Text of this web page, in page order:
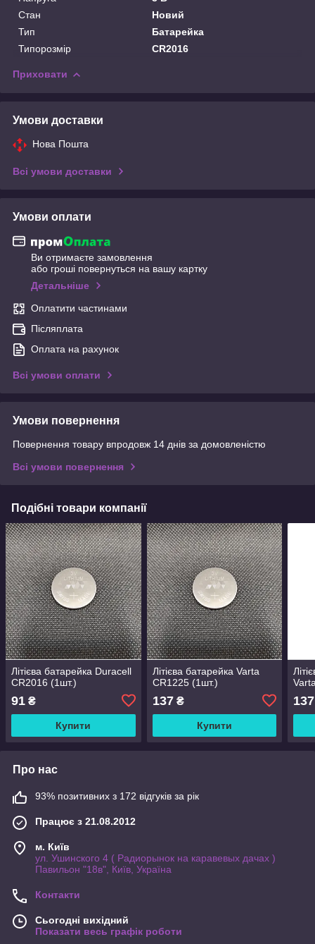
Стан
Новий
Тип
Батарейка
Типорозмір
CR2016
Приховати
Умови доставки
Нова Пошта
Всі умови доставки
Умови оплати
Ви отримаєте замовлення
або гроші повернуться на вашу картку
Детальніше
Оплатити частинами
Післяплата
Оплата на рахунок
Всі умови оплати
Умови повернення
Повернення товару впродовж 14 днів за домовленістю
Всі умови повернення
Подібні товари компанії
Літієва батарейка Duracell
CR2016 (1шт.)
91 ₴
Купити
Літієва батарейка Varta
CR1225 (1шт.)
137₴
Купити
137
Про нас
93% позитивних з 172 відгуків за рік
Працює з 21.08.2012
м. Київ
ул. Ушинского 4 ( Радиорынок на каравевых дачах )
Павильон "18в", Київ, Україна
Контакти
Сьогодні вихідний
Показати весь графік роботи